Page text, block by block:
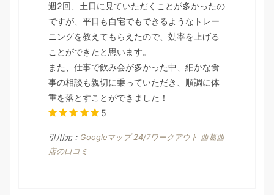
週2回、土日に見ていただくことが多かったの
ですが、平日も自宅でもできるようなトレー
ニングを教えてもらえたので、効率を上げる
ことができたと思います。
また、仕事で飲み会が多かった中、細かな食
事の相談も親切に乗っていただき、順調に体
重を落とすことができました！
5
引用元： Googleマップ 24/7ワークアウト 西葛西
店の口コミ